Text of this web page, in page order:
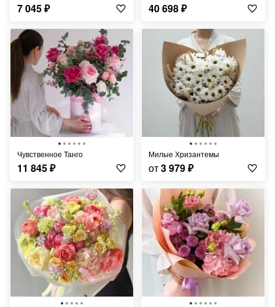
7 045₽ 40 698₽
Чувственное Танго
11 845₽
Милые Хризантемы
от3 979₽